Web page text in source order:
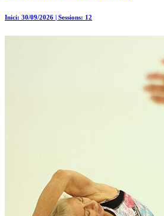
Inici: 30/09/2026 | Sessions: 12